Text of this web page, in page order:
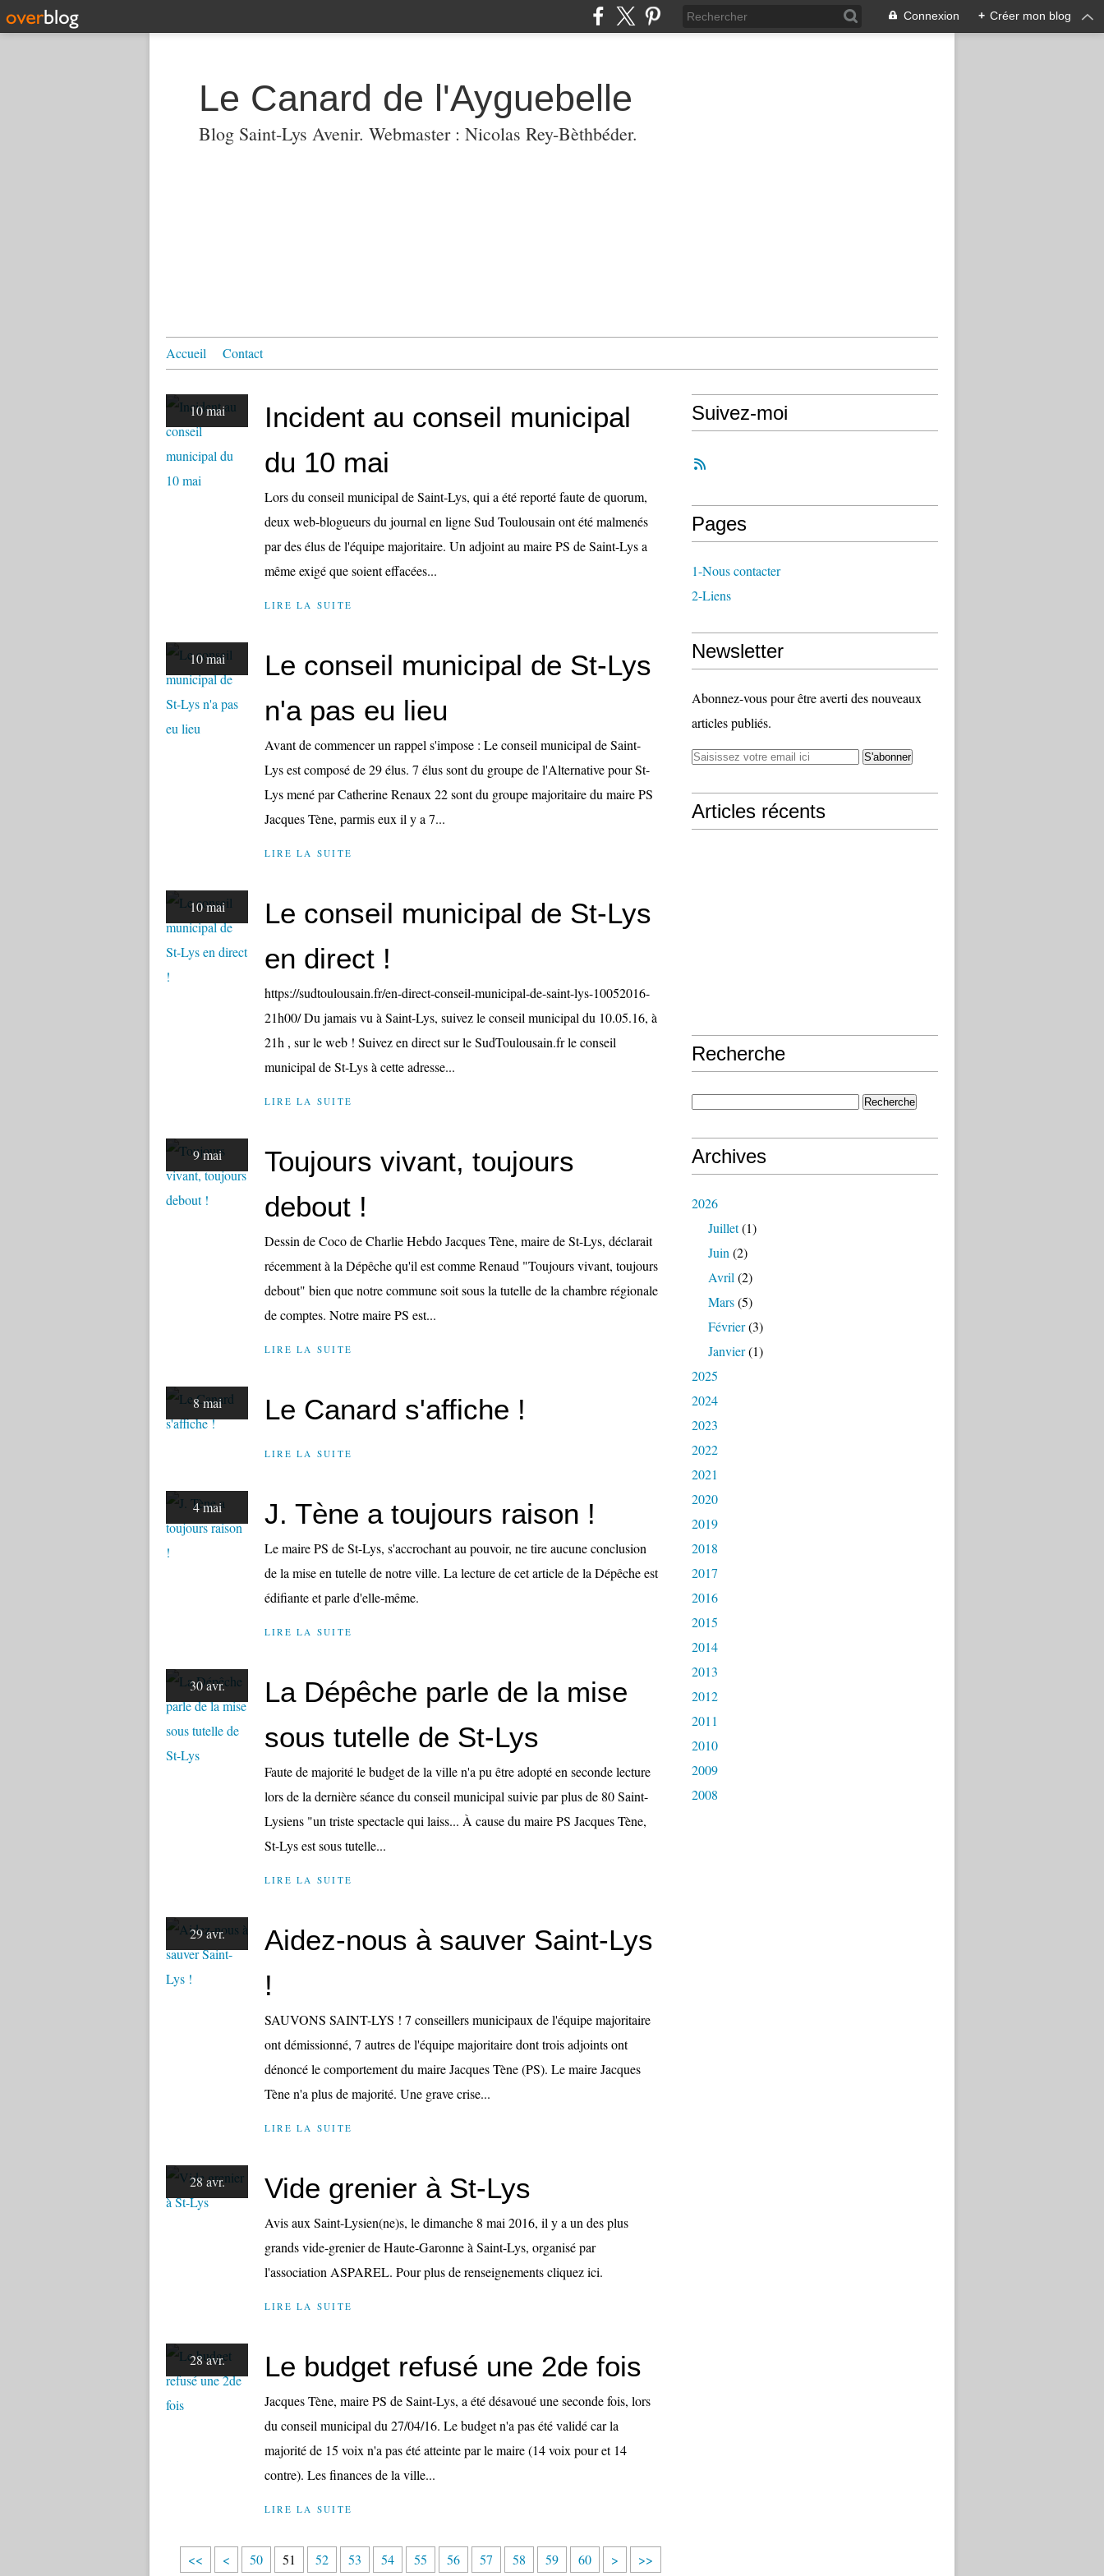
Connexion + Créer mon blog
Le Canard de l'Ayguebelle
Blog Saint-Lys Avenir. Webmaster : Nicolas Rey-Bèthbéder.
Accueil Contact
10 mai
Incident au conseil municipal
du 10 mai
Lors du conseil municipal de Saint-Lys, qui a été reporté faute de quorum,
deux web-blogueurs du journal en ligne Sud Toulousain ont été malmenés
par des élus de l'équipe majoritaire. Un adjoint au maire PS de Saint-Lys a
même exigé que soient effacées...
LIRE LA SUITE
10 mai
Le conseil municipal de St-Lys
n'a pas eu lieu
Avant de commencer un rappel s'impose : Le conseil municipal de Saint-
Lys est composé de 29 élus. 7 élus sont du groupe de l'Alternative pour St-
Lys mené par Catherine Renaux 22 sont du groupe majoritaire du maire PS
Jacques Tène, parmis eux il y a 7...
LIRE LA SUITE
10 mai
Le conseil municipal de St-Lys
en direct !
https://sudtoulousain.fr/en-direct-conseil-municipal-de-saint-lys-10052016-
21h00/ Du jamais vu à Saint-Lys, suivez le conseil municipal du 10.05.16, à
21h , sur le web ! Suivez en direct sur le SudToulousain.fr le conseil
municipal de St-Lys à cette adresse...
LIRE LA SUITE
9 mai
Toujours vivant, toujours
debout !
Dessin de Coco de Charlie Hebdo Jacques Tène, maire de St-Lys, déclarait
récemment à la Dépêche qu'il est comme Renaud "Toujours vivant, toujours
debout" bien que notre commune soit sous la tutelle de la chambre régionale
de comptes. Notre maire PS est...
LIRE LA SUITE
8 mai Le Canard s'affiche !
LIRE LA SUITE
4 mai J. Tène a toujours raison !
Le maire PS de St-Lys, s'accrochant au pouvoir, ne tire aucune conclusion
de la mise en tutelle de notre ville. La lecture de cet article de la Dépêche est
édifiante et parle d'elle-même.
LIRE LA SUITE
30 avr.
La Dépêche parle de la mise
sous tutelle de St-Lys
Faute de majorité le budget de la ville n'a pu être adopté en seconde lecture
lors de la dernière séance du conseil municipal suivie par plus de 80 Saint-
Lysiens "un triste spectacle qui laiss... À cause du maire PS Jacques Tène,
St-Lys est sous tutelle...
LIRE LA SUITE
29 avr.
Aidez-nous à sauver Saint-Lys
!
SAUVONS SAINT-LYS ! 7 conseillers municipaux de l'équipe majoritaire
ont démissionné, 7 autres de l'équipe majoritaire dont trois adjoints ont
dénoncé le comportement du maire Jacques Tène (PS). Le maire Jacques
Tène n'a plus de majorité. Une grave crise...
LIRE LA SUITE
28 avr. Vide grenier à St-Lys
Avis aux Saint-Lysien(ne)s, le dimanche 8 mai 2016, il y a un des plus
grands vide-grenier de Haute-Garonne à Saint-Lys, organisé par
l'association ASPAREL. Pour plus de renseignements cliquez ici.
LIRE LA SUITE
28 avr. Le budget refusé une 2de fois
Jacques Tène, maire PS de Saint-Lys, a été désavoué une seconde fois, lors
du conseil municipal du 27/04/16. Le budget n'a pas été validé car la
majorité de 15 voix n'a pas été atteinte par le maire (14 voix pour et 14
contre). Les finances de la ville...
LIRE LA SUITE
<< <
1
2
3
4
50 51 52 53 54 55 56 57 58 59 60 > >>
Suivez-moi
Pages
1-Nous contacter
2-Liens
Newsletter
Abonnez-vous pour être averti des nouveaux
articles publiés.
Articles récents
Recherche
Archives
2026
Juillet(1)
Juin (2)
Avril (2)
Mars(5)
Février(3)
Janvier(1)
2025
2024
2023
2022
2021
2020
2019
2018
2017
2016
2015
2014
2013
2012
2011
2010
2009
2008